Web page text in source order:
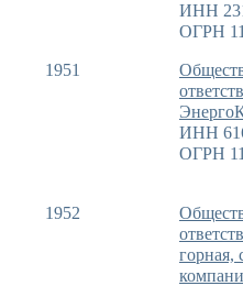
ИНН
ОГРН
1951
ИНН
ОГРН
1952
горная,